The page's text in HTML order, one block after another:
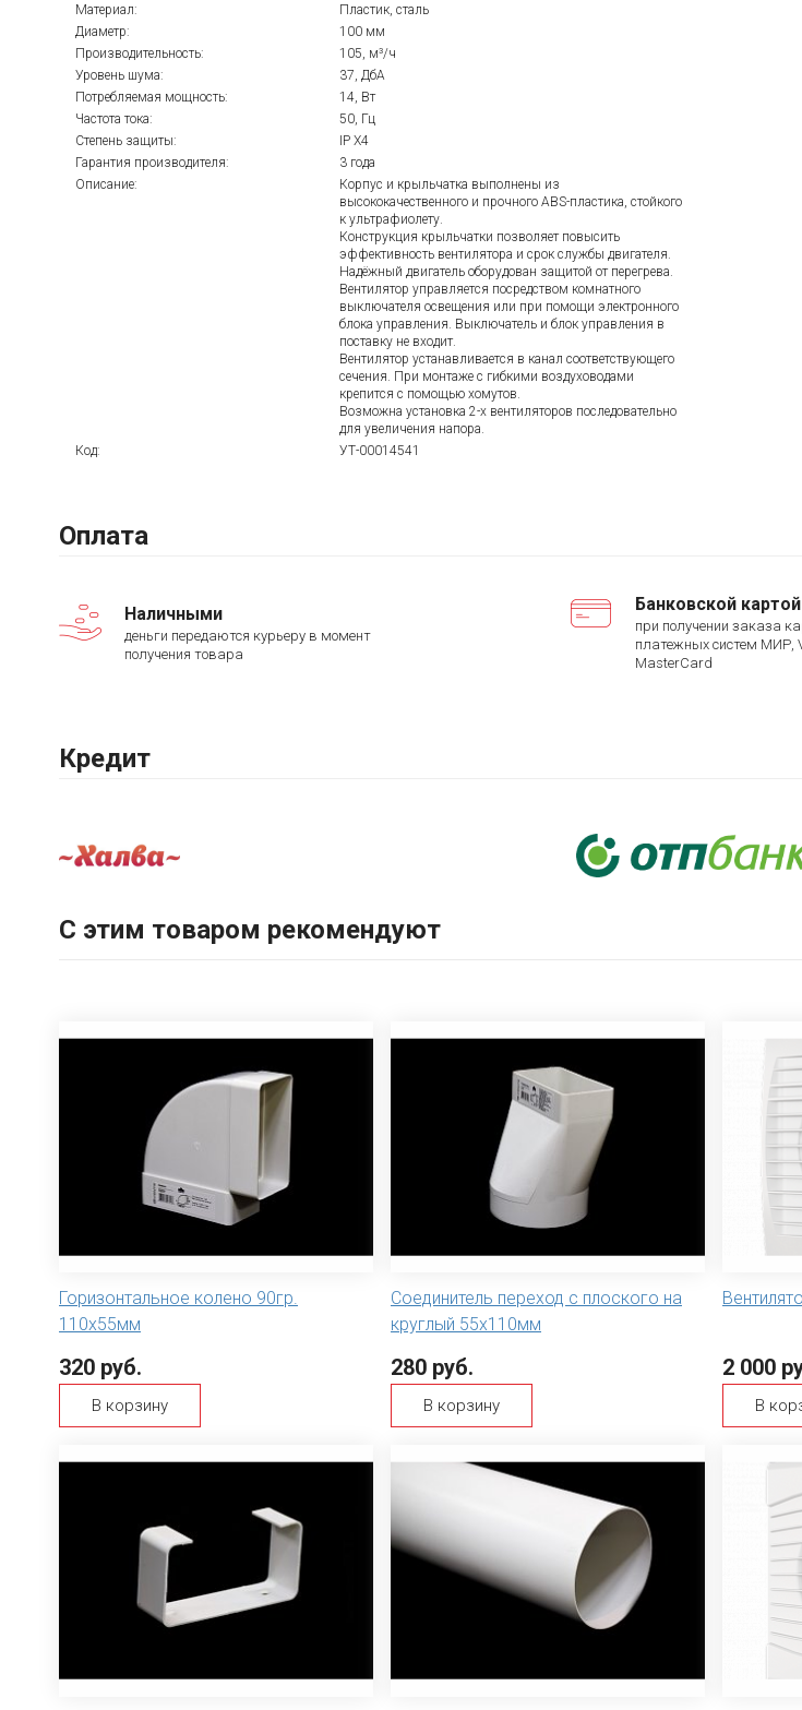
Материал:
Пластик, сталь
Диаметр:
100 мм
Производительность:
105, м³/ч
Уровень шума:
37, ДбА
Потребляемая мощность:
14, Вт
Частота тока:
50, Гц
Степень защиты:
IP X4
Гарантия производителя:
3 года
Описание:
Корпус и крыльчатка выполнены из
высококачественного и прочного ABS-пластика, стойкого
к ультрафиолету.
Конструкция крыльчатки позволяет повысить
эффективность вентилятора и срок службы двигателя.
Надёжный двигатель оборудован защитой от перегрева.
Вентилятор управляется посредством комнатного
выключателя освещения или при помощи электронного
блока управления. Выключатель и блок управления в
поставку не входит.
Вентилятор устанавливается в канал соответствующего
сечения. При монтаже с гибкими воздуховодами
крепится с помощью хомутов.
Возможна установка 2-х вентиляторов последовательно
для увеличения напора.
Код:
УТ-00014541
Оплата
Наличными
деньги передаются курьеру в момент
получения товара
Банковской картой
при получении заказа
платежных систем МИР,
MasterCard
Кредит
С этим товаром рекомендуют
Горизонтальное колено 90гр.
110х55мм
320 руб.
В корзину
Соединитель переход с плоского на
круглый 55х110мм
280 руб.
В корзину
2 000
В